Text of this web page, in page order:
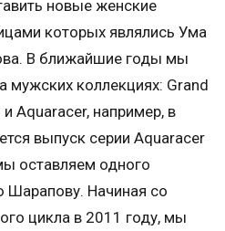
новые женские
которых являлись Ума
В ближайшие годы мы
мужских коллекциях: Grand
Aquaracer, например, в
выпуск серии Aquaracer
оставляем одного
Начиная со
цикла в 2011 году, мы